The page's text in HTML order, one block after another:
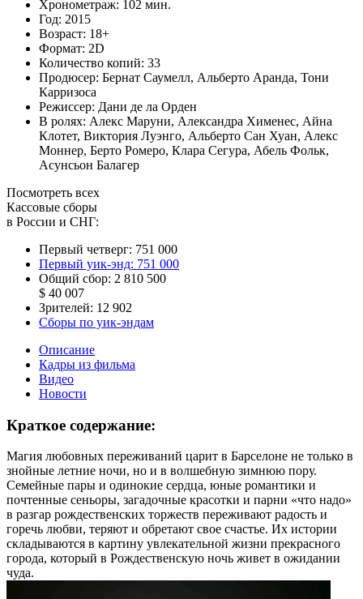
Хронометраж: 102 мин.
Год: 2015
Возраст: 18+
Формат: 2D
Количество копий: 33
Продюсер: Бернат Саумелл, Альберто Аранда, Тони
Карризоса
Режиссер: Дани де ла Орден
В ролях: Алекс Маруни, Александра Хименес, Айна
Клотет, Виктория Луэнго, Альберто Сан Хуан, Алекс
Моннер, Берто Ромеро, Клара Сегура, Абель Фольк,
Асунсьон Балагер
Посмотреть всех
Кассовые сборы
в России и СНГ:
Первый четверг: 751 000
Первый уик-энд: 751 000
Общий сбор: 2 810 500
$ 40 007
Зрителей: 12 902
Сборы по уик-эндам
Описание
Кадры из фильма
Видео
Новости
Краткое содержание:
Магия любовных переживаний царит в Барселоне не только в
знойные летние ночи, но и в волшебную зимнюю пору.
Семейные пары и одинокие сердца, юные романтики и
почтенные сеньоры, загадочные красотки и парни «что надо»
в разгар рождественских торжеств переживают радость и
горечь любви, теряют и обретают свое счастье. Их истории
складываются в картину увлекательной жизни прекрасного
города, который в Рождественскую ночь живет в ожидании
чуда.